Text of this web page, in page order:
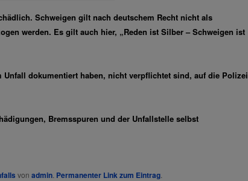
Schweigen gilt nach deutschem Recht nicht als
werden. Es gilt auch hier, „Reden ist Silber – Schweigen ist
dokumentiert haben, nicht verpflichtet sind, auf die Polizei
Bremsspuren und der Unfallstelle selbst
von admin Permanenter Link zum Eintrag